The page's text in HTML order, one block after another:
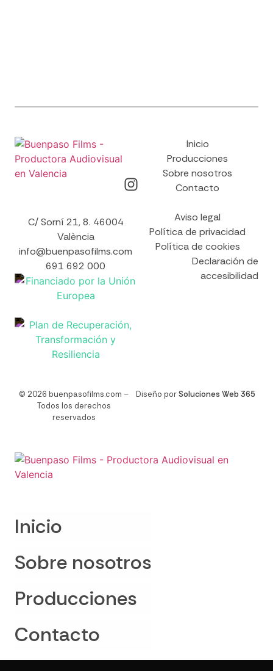
C/ Sorní 21, 8. 46004
València
info@buenpasofilms.com
691 692 000
Inicio
Producciones
Sobre nosotros
Contacto
Aviso legal
Política de privacidad
Política de cookies
Declaración de
accesibilidad
© 2026 buenpasofilms.com –
Todos los derechos
reservados
Diseño porSoluciones Web 365
Inicio
Sobre nosotros
Producciones
Contacto